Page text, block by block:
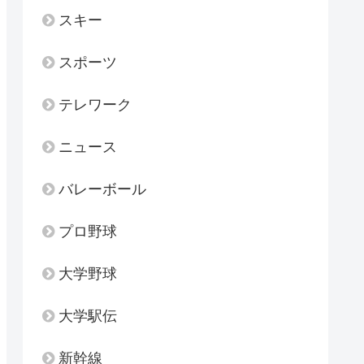
スキー
スポーツ
テレワーク
ニュース
バレーボール
プロ野球
大学野球
大学駅伝
新幹線